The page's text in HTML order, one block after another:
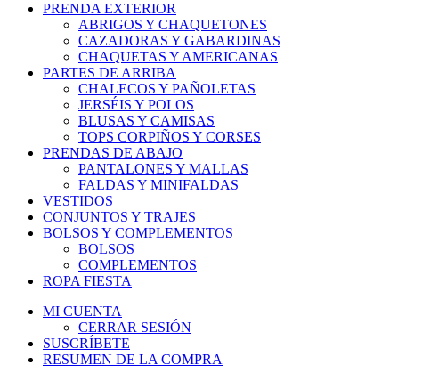
PRENDA EXTERIOR
ABRIGOS Y CHAQUETONES
CAZADORAS Y GABARDINAS
CHAQUETAS Y AMERICANAS
PARTES DE ARRIBA
CHALECOS Y PAÑOLETAS
JERSÉIS Y POLOS
BLUSAS Y CAMISAS
TOPS CORPIÑOS Y CORSES
PRENDAS DE ABAJO
PANTALONES Y MALLAS
FALDAS Y MINIFALDAS
VESTIDOS
CONJUNTOS Y TRAJES
BOLSOS Y COMPLEMENTOS
BOLSOS
COMPLEMENTOS
ROPA FIESTA
MI CUENTA
CERRAR SESIÓN
SUSCRÍBETE
RESUMEN DE LA COMPRA